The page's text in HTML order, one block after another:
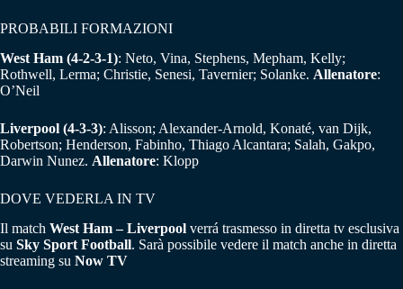
PROBABILI FORMAZIONI
West Ham (4-2-3-1): Neto, Vina, Stephens, Mepham, Kelly;
Rothwell, Lerma; Christie, Senesi, Tavernier; Solanke. Allenatore:
O’Neil
Liverpool (4-3-3): Alisson; Alexander-Arnold, Konaté, van Dijk,
Robertson; Henderson, Fabinho, Thiago Alcantara; Salah, Gakpo,
Darwin Nunez. Allenatore: Klopp
DOVE VEDERLA IN TV
Il match West Ham – Liverpool verrá trasmesso in diretta tv esclusiva
su Sky Sport Football. Sarà possibile vedere il match anche in diretta
streaming su Now TV